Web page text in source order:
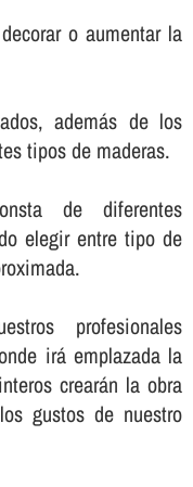
o aumentar la
además de los
tipos de maderas.
de diferentes
elegir entre tipo de
profesionales
irá emplazada la
crearán la obra
gustos de nuestro